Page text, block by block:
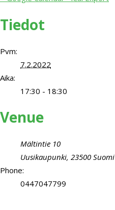
Tiedot
Pvm:
7.2.2022
Aika:
17:30 - 18:30
Venue
Mältintie 10
Uusikaupunki, 23500 Suomi
Phone:
0447047799